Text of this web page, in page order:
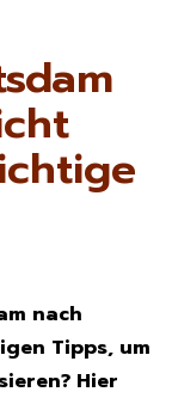
nach
Tipps, um
Hier